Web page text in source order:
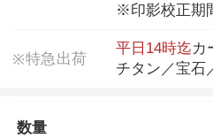
※印影校正期
※特急出荷
平日14時迄カ
チタン／宝石
数量